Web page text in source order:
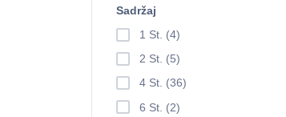
Sadržaj
1 St. (4)
2 St. (5)
4 St. (36)
6 St. (2)